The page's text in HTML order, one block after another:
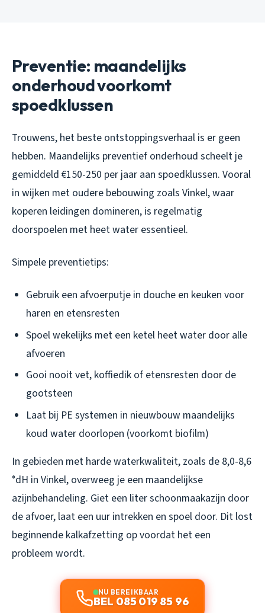
Preventie: maandelijks
onderhoud voorkomt
spoedklussen
Trouwens, het beste ontstoppingsverhaal is er geen
hebben. Maandelijks preventief onderhoud scheelt je
gemiddeld €150-250 per jaar aan spoedklussen. Vooral
in wijken met oudere bebouwing zoals Vinkel, waar
koperen leidingen domineren, is regelmatig
doorspoelen met heet water essentieel.
Simpele preventietips:
Gebruik een afvoerputje in douche en keuken voor
haren en etensresten
Spoel wekelijks met een ketel heet water door alle
afvoeren
Gooi nooit vet, koffiedik of etensresten door de
gootsteen
Laat bij PE systemen in nieuwbouw maandelijks
koud water doorlopen (voorkomt biofilm)
In gebieden met harde waterkwaliteit, zoals de 8,0-8,6
°dH in Vinkel, overweeg je een maandelijkse
azijnbehandeling. Giet een liter schoonmaakazijn door
de afvoer, laat een uur intrekken en spoel door. Dit lost
beginnende kalkafzetting op voordat het een
probleem wordt.
NU BEREIKBAAR
BEL 085 019 85 96